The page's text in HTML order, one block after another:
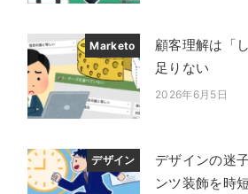
Marketo
顧客理解は「
足りない
投稿日
2026年6月5日
デザイン
デザインの迷
ンツ装飾を時